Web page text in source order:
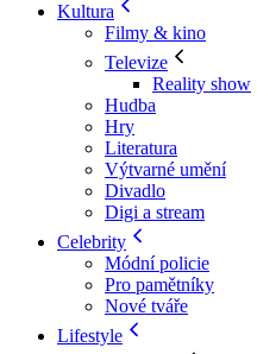
Kultura
Filmy & kino
Televize
Reality show
Hudba
Hry
Literatura
Výtvarné umění
Divadlo
Digi a stream
Celebrity
Módní policie
Pro pamětníky
Nové tváře
Lifestyle